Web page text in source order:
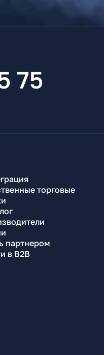
75
торговые
партнером
в B2B